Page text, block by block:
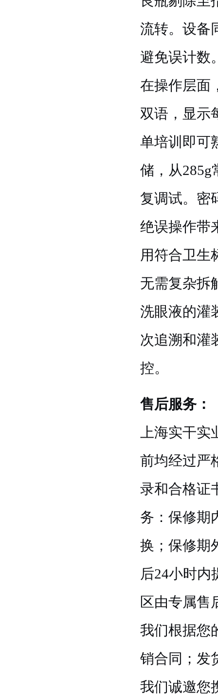
流转。设备
避免误计数
在操作层面
双语，显示
单培训即可
储，从285g
复调试。密
绝误操作带
用符合卫生
无需复杂拆
洗眼液的灌
次追溯和灌
控。
售后服务：
上海实干
前均经过严
录和合格证
务：保修期
换；保修期
后24小时
区由专属售
我们根据您
销合同；发
我们诚邀您